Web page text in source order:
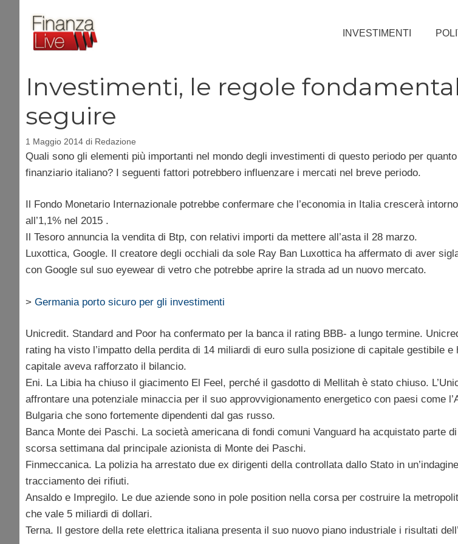
contenuto
INVESTIMENTI
Investimenti, le regole
seguire
1 Maggio 2014 di Redazione
Quali sono gli elementi più importanti nel mondo degli investimenti di questo periodo per
finanziario italiano? I seguenti fattori potrebbero influenzare i mercati nel breve periodo.
Il Fondo Monetario Internazionale potrebbe confermare che l’economia in Italia crescerà
all’1,1% nel 2015 .
Il Tesoro annuncia la vendita di Btp, con relativi importi da mettere all’asta il 28 marzo.
Luxottica, Google. Il creatore degli occhiali da sole Ray Ban Luxottica ha affermato di aver
con Google sul suo eyewear di vetro che potrebbe aprire la strada ad un nuovo mercato.
> Germania porto sicuro per gli investimenti
Unicredit. Standard and Poor ha confermato per la banca il rating BBB- a lungo termine.
rating ha visto l’impatto della perdita di 14 miliardi di euro sulla posizione di capitale gestibile e
capitale aveva rafforzato il bilancio.
Eni. La Libia ha chiuso il giacimento El Feel, perché il gasdotto di Mellitah è stato chiuso.
affrontare una potenziale minaccia per il suo approvvigionamento energetico con paesi come
Bulgaria che sono fortemente dipendenti dal gas russo.
Banca Monte dei Paschi. La società americana di fondi comuni Vanguard ha acquistato parte
scorsa settimana dal principale azionista di Monte dei Paschi.
Finmeccanica. La polizia ha arrestato due ex dirigenti della controllata dallo Stato in
tracciamento dei rifiuti.
Ansaldo e Impregilo. Le due aziende sono in pole position nella corsa per costruire la
che vale 5 miliardi di dollari.
Terna. Il gestore della rete elettrica italiana presenta il suo nuovo piano industriale i risultati